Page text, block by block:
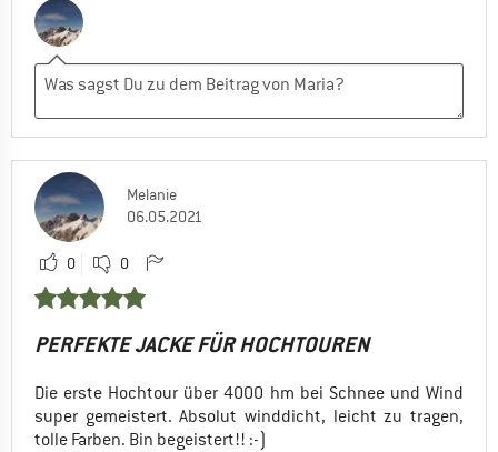
Melanie
06.05.2021
0 0
PERFEKTE JACKE FÜR HOCHTOUREN
Die erste Hochtour über 4000 hm bei Schnee und Wind
super gemeistert. Absolut winddicht, leicht zu tragen,
tolle Farben. Bin begeistert!! :-)